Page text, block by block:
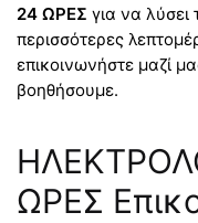
24 ΩΡΕΣ για να λύσει
περισσότερες
επικοινωνήστε μαζί
βοηθήσουμε.
ΩΡΕΣ